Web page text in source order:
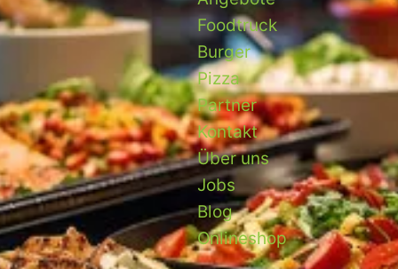
Foodtruck
Burger
Pizza
Partner
Kontakt
Über uns
Jobs
Blog
Onlineshop